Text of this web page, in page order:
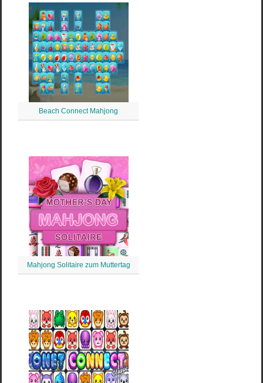
Beach Connect Mahjong
Mahjong Solitaire zum Muttertag